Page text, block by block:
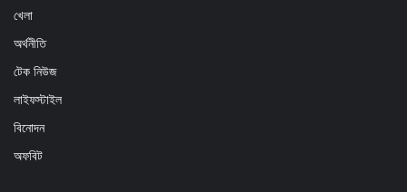
খেলা
অর্থনীতি
টেক নিউজ
লাইফস্টাইল
বিনোদন
অফবিট